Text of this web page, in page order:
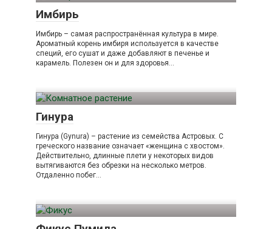
Имбирь
Имбирь – самая распространённая культура в мире.
Ароматный корень имбиря используется в качестве
специй, его сушат и даже добавляют в печенье и
карамель. Полезен он и для здоровья…
Гинура
Гинура (Gynura) – растение из семейства Астровых. С
греческого название означает «женщина с хвостом».
Действительно, длинные плети у некоторых видов
вытягиваются без обрезки на несколько метров.
Отдаленно побег…